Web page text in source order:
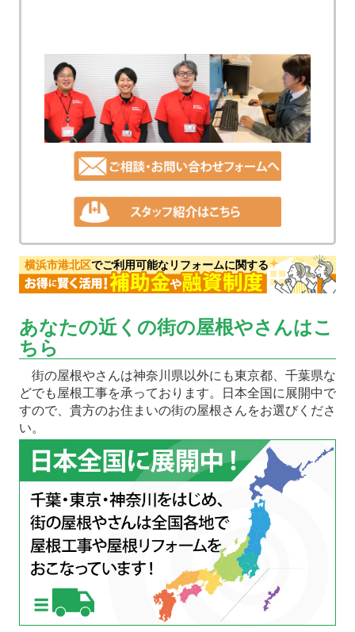
横浜市港北区でご利用可能なリフォームに関する
あなたの近くの街の屋根やさんはこ
ちら
街の屋根やさんは神奈川県以外にも東京都、千葉県な
どでも屋根工事を承っております。日本全国に展開中で
すので、貴方のお住まいの街の屋根さんをお選びくださ
い。